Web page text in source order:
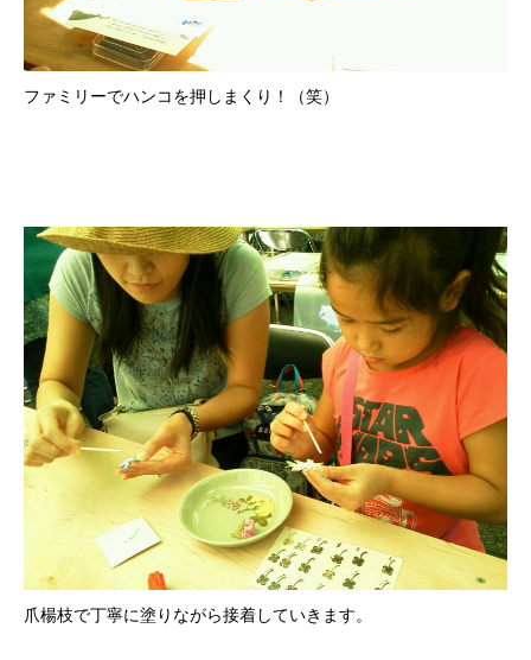
ファミリーでハンコを押しまくり！（笑）
爪楊枝で丁寧に塗りながら接着していきます。